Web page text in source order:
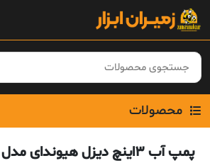
Skip
content
محصولات
پمپ آب 3اینچ دیزل هیوندای مدل HW340-DP